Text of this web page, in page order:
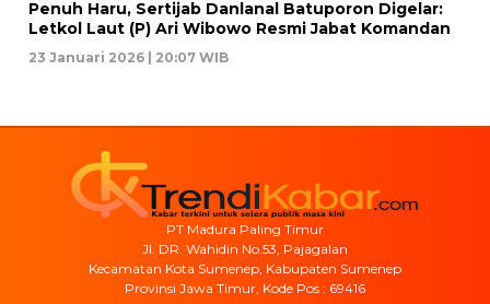
Penuh Haru, Sertijab Danlanal Batuporon Digelar:
Letkol Laut (P) Ari Wibowo Resmi Jabat Komandan
23 Januari 2026 | 20:07 WIB
PT Madura Paling Timur
Jl. DR. Wahidin No.53, Pajagalan
Kecamatan Kota Sumenep, Kabupaten Sumenep
Provinsi Jawa Timur, Kode Pos : 69416